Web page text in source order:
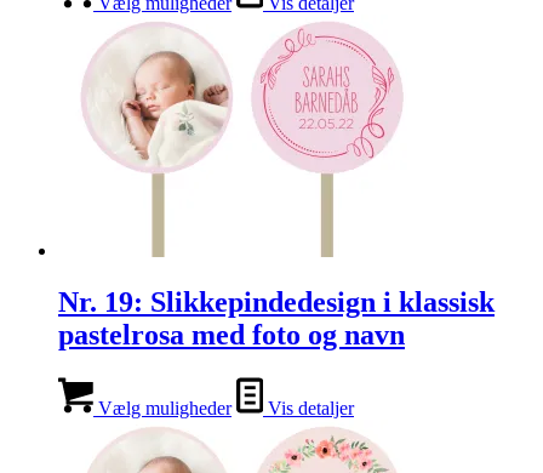
Nr. 19: Slikkepindedesign i klassisk
pastelrosa med foto og navn
Vælg muligheder Vis detaljer